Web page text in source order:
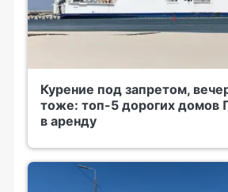
Курение под запретом,
тоже: топ-5 дорогих домов
в аренду